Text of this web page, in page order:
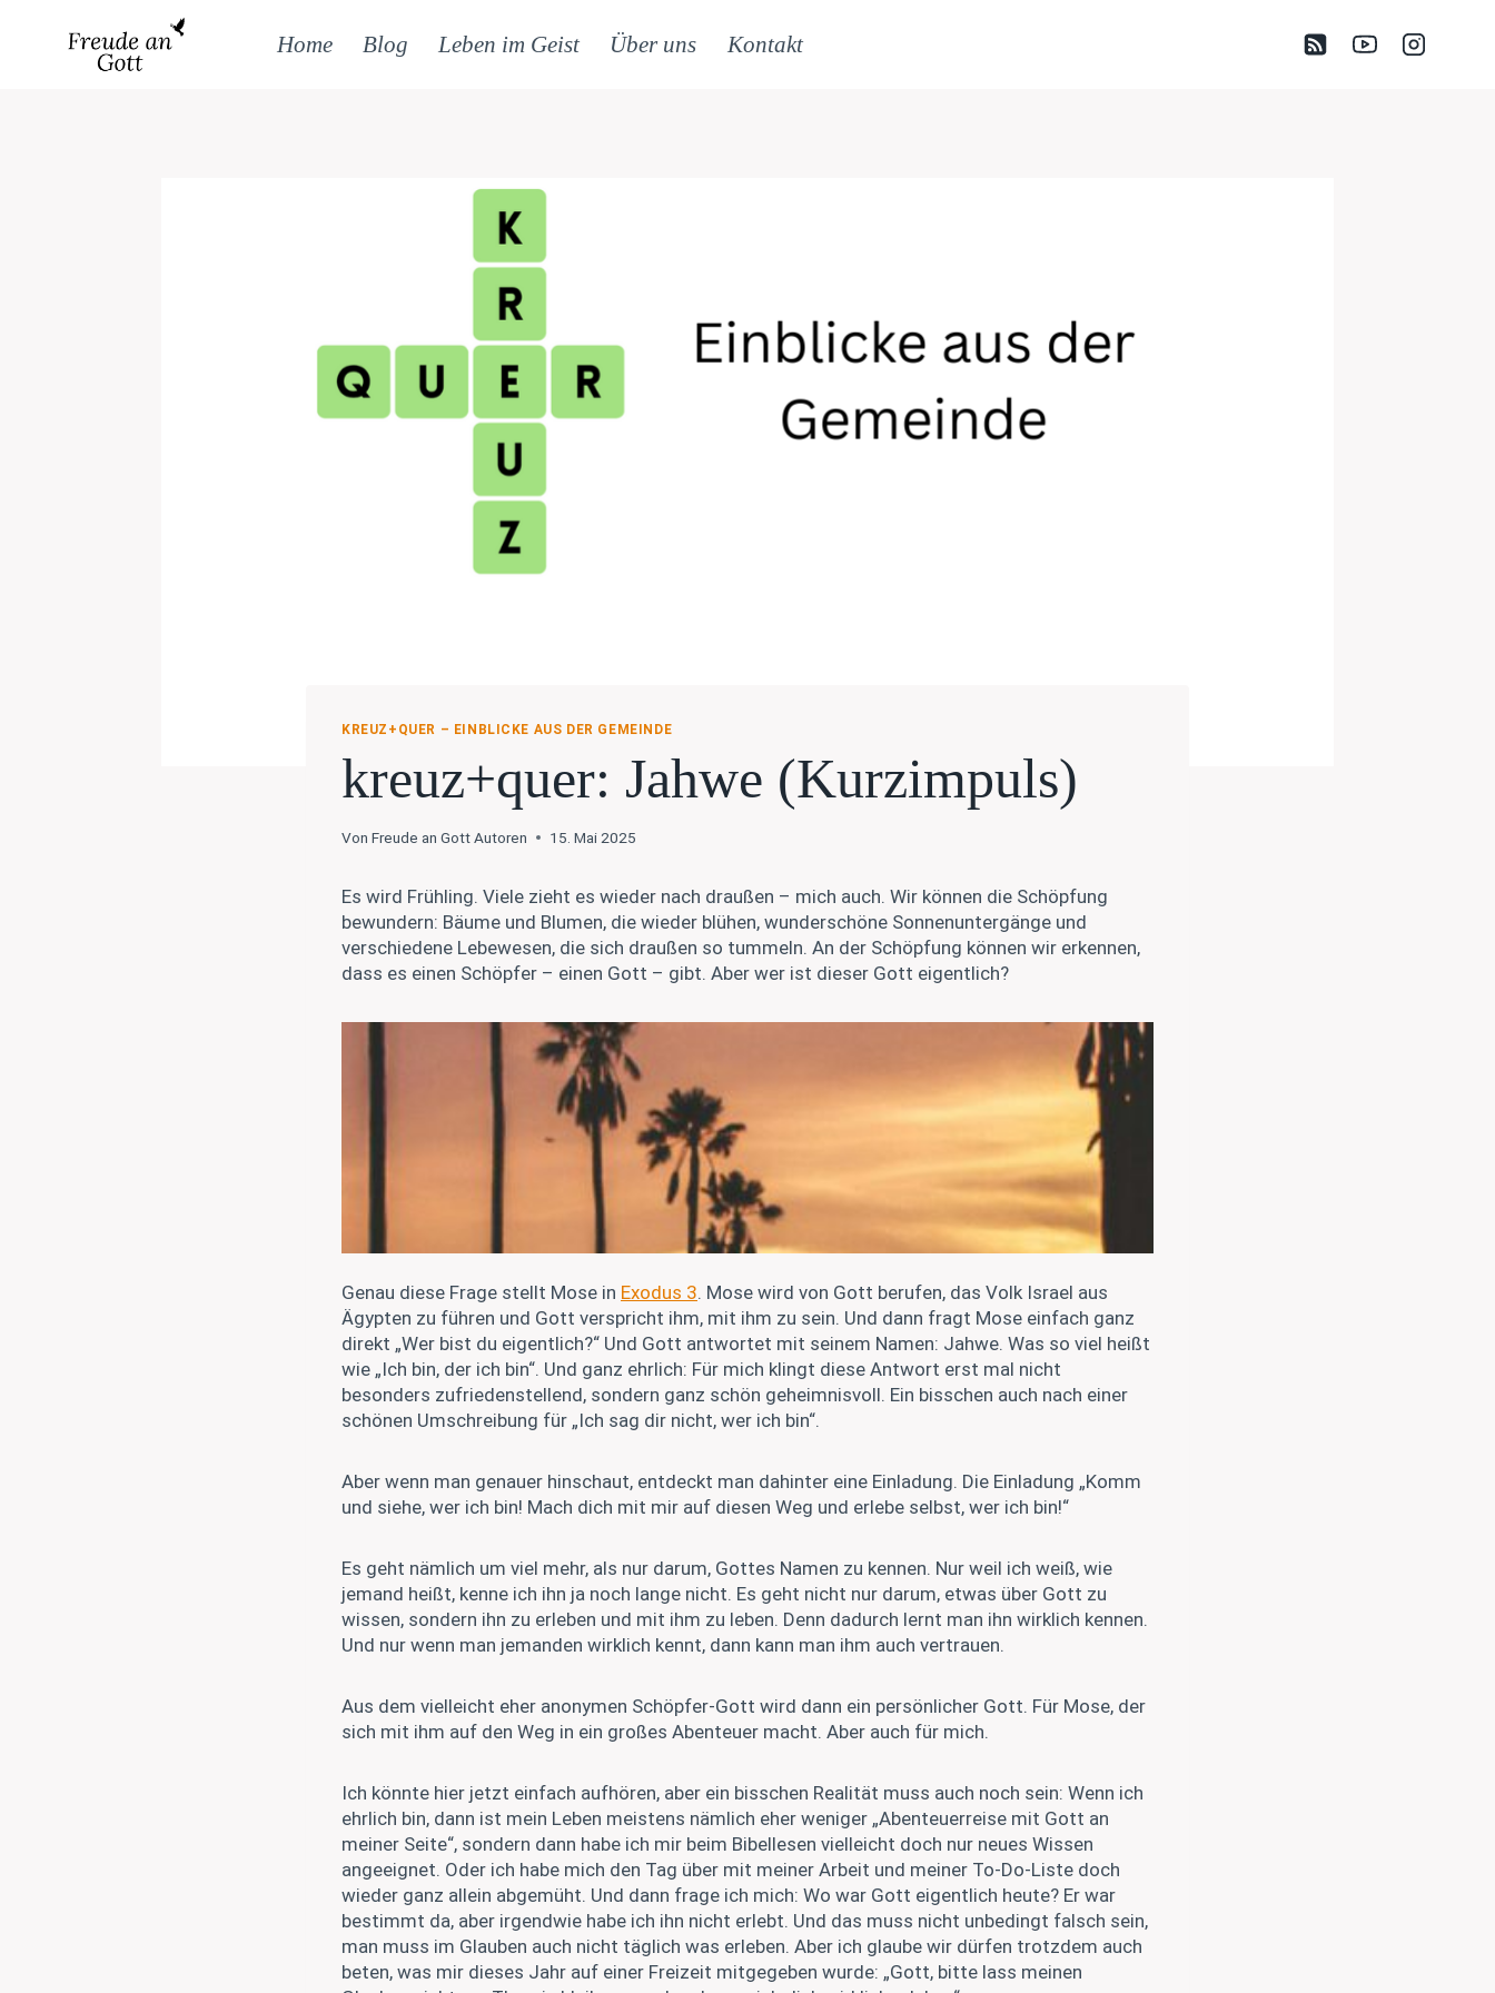
Home Blog Leben im Geist Über uns Kontakt
KREUZ+QUER – EINBLICKE AUS DER GEMEINDE
kreuz+quer: Jahwe (Kurzimpuls)
Von Freude an Gott Autoren 15. Mai 2025
Es wird Frühling. Viele zieht es wieder nach draußen – mich auch. Wir können die Schöpfung
bewundern: Bäume und Blumen, die wieder blühen, wunderschöne Sonnenuntergänge und
verschiedene Lebewesen, die sich draußen so tummeln. An der Schöpfung können wir erkennen,
dass es einen Schöpfer – einen Gott – gibt. Aber wer ist dieser Gott eigentlich?
Genau diese Frage stellt Mose in Exodus 3. Mose wird von Gott berufen, das Volk Israel aus
Ägypten zu führen und Gott verspricht ihm, mit ihm zu sein. Und dann fragt Mose einfach ganz
direkt „Wer bist du eigentlich?“ Und Gott antwortet mit seinem Namen: Jahwe. Was so viel heißt
wie „Ich bin, der ich bin“. Und ganz ehrlich: Für mich klingt diese Antwort erst mal nicht
besonders zufriedenstellend, sondern ganz schön geheimnisvoll. Ein bisschen auch nach einer
schönen Umschreibung für „Ich sag dir nicht, wer ich bin“.
Aber wenn man genauer hinschaut, entdeckt man dahinter eine Einladung. Die Einladung „Komm
und siehe, wer ich bin! Mach dich mit mir auf diesen Weg und erlebe selbst, wer ich bin!“
Es geht nämlich um viel mehr, als nur darum, Gottes Namen zu kennen. Nur weil ich weiß, wie
jemand heißt, kenne ich ihn ja noch lange nicht. Es geht nicht nur darum, etwas über Gott zu
wissen, sondern ihn zu erleben und mit ihm zu leben. Denn dadurch lernt man ihn wirklich kennen.
Und nur wenn man jemanden wirklich kennt, dann kann man ihm auch vertrauen.
Aus dem vielleicht eher anonymen Schöpfer-Gott wird dann ein persönlicher Gott. Für Mose, der
sich mit ihm auf den Weg in ein großes Abenteuer macht. Aber auch für mich.
Ich könnte hier jetzt einfach aufhören, aber ein bisschen Realität muss auch noch sein: Wenn ich
ehrlich bin, dann ist mein Leben meistens nämlich eher weniger „Abenteuerreise mit Gott an
meiner Seite“, sondern dann habe ich mir beim Bibellesen vielleicht doch nur neues Wissen
angeeignet. Oder ich habe mich den Tag über mit meiner Arbeit und meiner To-Do-Liste doch
wieder ganz allein abgemüht. Und dann frage ich mich: Wo war Gott eigentlich heute? Er war
bestimmt da, aber irgendwie habe ich ihn nicht erlebt. Und das muss nicht unbedingt falsch sein,
man muss im Glauben auch nicht täglich was erleben. Aber ich glaube wir dürfen trotzdem auch
beten, was mir dieses Jahr auf einer Freizeit mitgegeben wurde: „Gott, bitte lass meinen